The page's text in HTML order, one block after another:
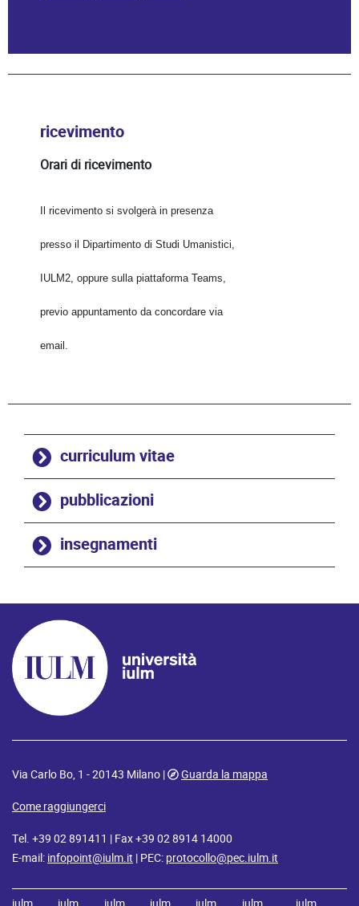
ricevimento
Orari di ricevimento
Il ricevimento si svolgerà in presenza
presso il Dipartimento di Studi Umanistici,
IULM2, oppure sulla piattaforma Teams,
previo appuntamento da concordare via
email.
curriculum vitae
pubblicazioni
insegnamenti
Via Carlo Bo, 1 - 20143 Milano |
Guarda la mappa
Come raggiungerci
Tel. +39 02 891411 | Fax +39 02 8914 14000
E-mail: infopoint@iulm.it | PEC: protocollo@pec.iulm.it